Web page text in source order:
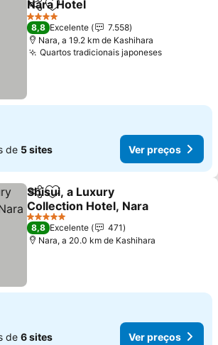
PartilharAdicionar aos favoritos
Nara Hotel
4 Estrelas
8,8 Excelente
7.558
Nara, a 19.2 km de Kashihara
Quartos tradicionais japoneses
de 5 sites Ver preços
PartilharAdicionar aos favoritos
Shisui, a Luxury
Collection Hotel, Nara
5 Estrelas
8,8 Excelente
471
Nara, a 20.0 km de Kashihara
de 6 sites Ver preços